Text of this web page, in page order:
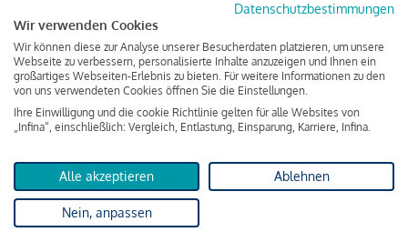
Kreditgeschäft gehören zu den wesentlichen
Schwerpunktsetzungen meiner Funktion.
Lesen Sie meine Finanzierungs-Tipps
KreditindexDas Wohnkredit Barometer
Datenschutzbestimmungen
Wir verwenden Cookies
Wir können diese zur Analyse unserer Besucherdaten platzieren, um unsere
Webseite zu verbessern, personalisierte Inhalte anzuzeigen und Ihnen ein
großartiges Webseiten-Erlebnis zu bieten. Für weitere Informationen zu den
von uns verwendeten Cookies öffnen Sie die Einstellungen.
Ihre Einwilligung und die cookie Richtlinie gelten für alle Websites von
„Infina“, einschließlich: Vergleich, Entlastung, Einsparung, Karriere, Infina.
Alle akzeptieren Ablehnen
Nein, anpassen